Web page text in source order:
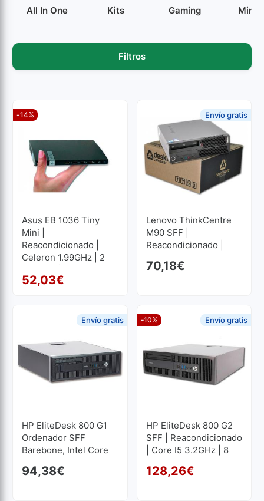
All In One Kits Gaming Mini
Filtros
Asus EB 1036 Tiny
Mini |
Reacondicionado |
Celeron 1.99GHz | 2
52,03€
-14%
Lenovo ThinkCentre
M90 SFF |
Reacondicionado |
GB RAM | 160 GB HDD
70,18€
Envío gratis
HP EliteDesk 800 G1
Ordenador SFF
Barebone, Intel Core
94,38€
Envío gratis
HP EliteDesk 800 G2
SFF | Reacondicionado
| Core I5 3.2GHz | 8
128,26€
-10% Envío gratis